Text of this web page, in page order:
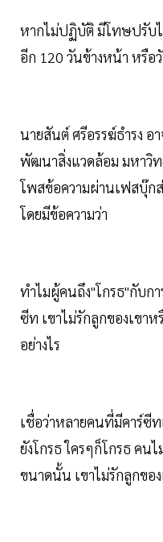
หากไม่ปฏิบัติ มีโทษปรับ
อีก 120 วันข้างหน้า หรื
นายสันต์ ศรีอรรฆ์ธำรง อ
พัฒนาสิ่งแวดล้อม มหาวิ
โพสข้อความผ่านเฟสบุ๊ก
โดยมีข้อความว่า
ทำไมผู้คนถึง"โกรธ"กับก
ซีท เขาไม่รักลูกของเขา
อย่างไร
เชื่อว่าหลายคนที่มีคาร์ซี
ยังโกรธ ใครๆก็โกรธ คนไ
ขนาดนั้น เขาไม่รักลูกของ